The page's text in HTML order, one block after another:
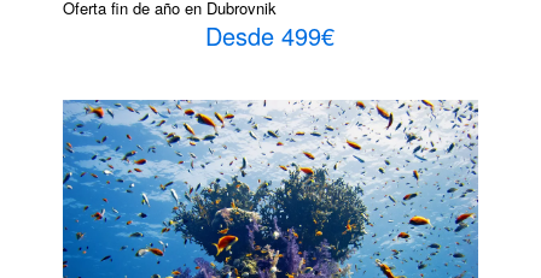
Oferta fin de año en Dubrovnik
Desde 499€